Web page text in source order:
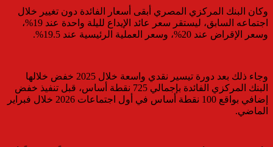
وكان البنك المركزي المصري أبقى أسعار الفائدة دون تغيير خلال
اجتماعه السابق، ليستقر سعر عائد الإيداع لليلة واحدة عند 19%،
وسعر الإقراض عند 20%، وسعر العملية الرئيسية عند 19.5%.
وجاء ذلك بعد دورة تيسير نقدي واسعة خلال 2025 خفض خلالها
البنك المركزي الفائدة بإجمالي 725 نقطة أساس، قبل تنفيذ خفض
إضافي بواقع 100 نقطة أساس في أول اجتماعات 2026 خلال فبراير
الماضي.